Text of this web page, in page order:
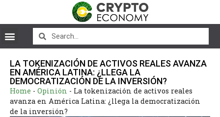
LA TOKENIZACIÓN DE ACTIVOS REALES AVANZA
EN AMÉRICA LATINA: ¿LLEGA LA
DEMOCRATIZACIÓN DE LA INVERSIÓN?
Home - Opinión - La tokenización de activos reales
avanza en América Latina: ¿llega la democratización
de la inversión?